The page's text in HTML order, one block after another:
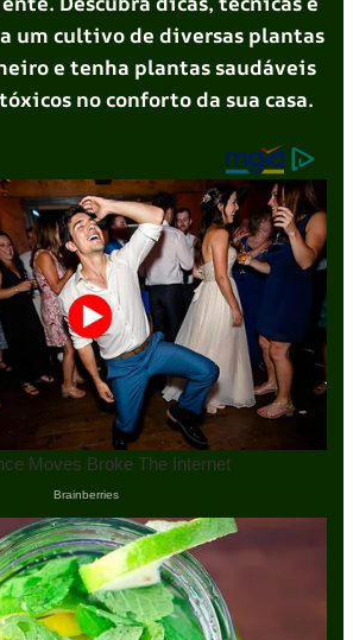
um cultivo de diversas plantas
e tenha plantas saudáveis
no conforto da sua casa.